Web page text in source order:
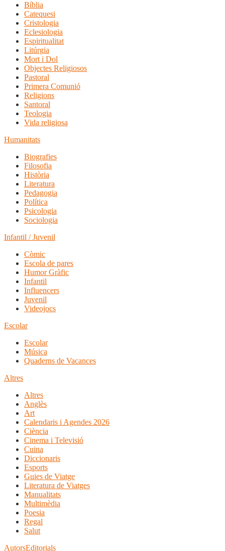
Bíblia
Catequesi
Cristologia
Eclesiologia
Espiritualitat
Litúrgia
Mort i Dol
Objectes Religiosos
Pastoral
Primera Comunió
Religions
Santoral
Teologia
Vida religiosa
Humanitats
Biografies
Filosofia
Història
Literatura
Pedagogia
Política
Psicologia
Sociologia
Infantil / Juvenil
Còmic
Escola de pares
Humor Gràfic
Infantil
Influencers
Juvenil
Videojocs
Escolar
Escolar
Música
Quaderns de Vacances
Altres
Altres
Anglès
Art
Calendaris i Agendes 2026
Ciència
Cinema i Televisió
Cuina
Diccionaris
Esports
Guies de Viatge
Literatura de Viatges
Manualitats
Multimèdia
Poesia
Regal
Salut
AutorsEditorials